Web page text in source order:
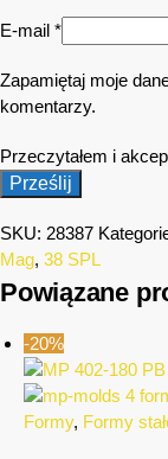
E-mail *
Zapamiętaj moje
komentarzy.
Przeczytałem i
SKU: 28387
Mag, 38 SPL
Powiązane
-20%
Formy, Formy